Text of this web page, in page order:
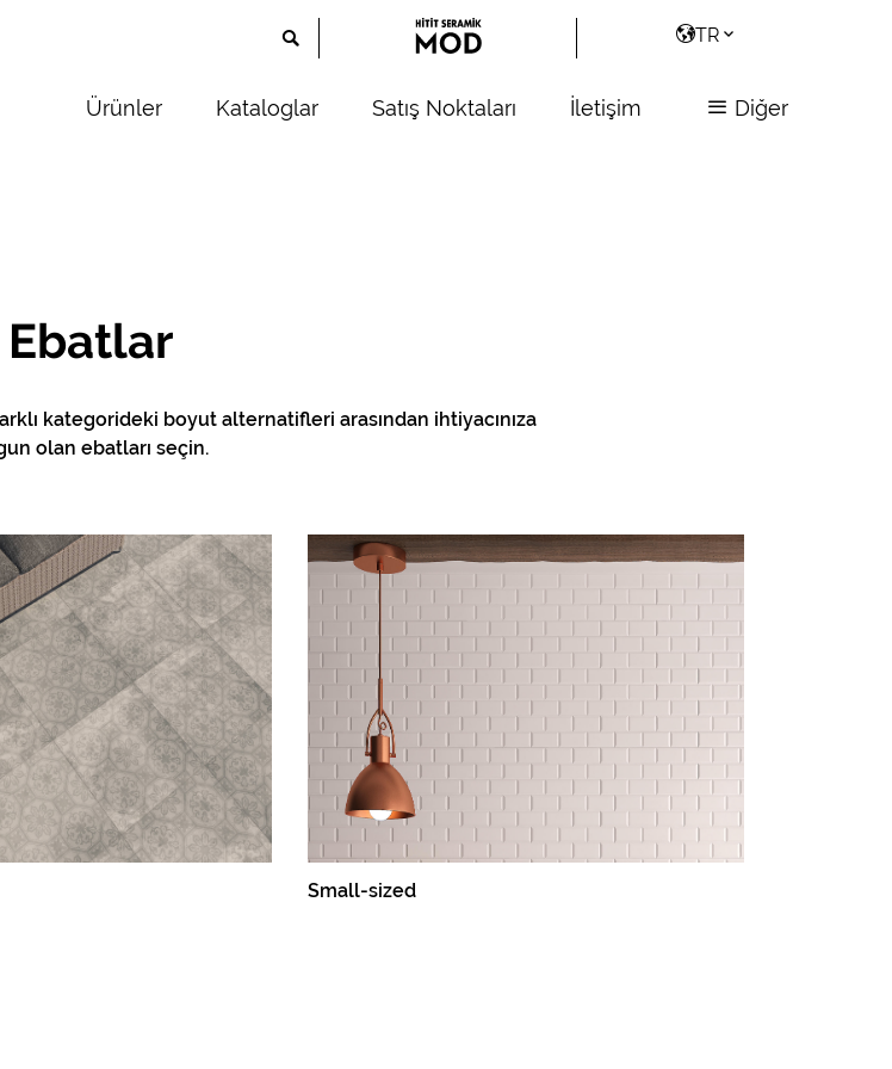
TR
Ürünler Kataloglar Satış Noktaları İletişim Diğer
Ebatlar
kategorideki boyut alternatifleri arasından ihtiyacınıza
olan ebatları seçin.
Small-sized